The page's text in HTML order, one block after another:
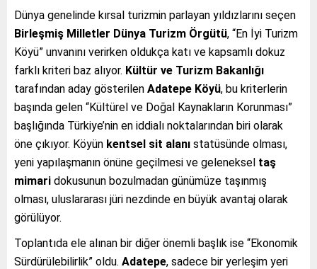
Dünya genelinde kırsal turizmin parlayan yıldızlarını seçen
Birleşmiş Milletler Dünya Turizm Örgütü, “En İyi Turizm
Köyü” unvanını verirken oldukça katı ve kapsamlı dokuz
farklı kriteri baz alıyor. Kültür ve Turizm Bakanlığı
tarafından aday gösterilen Adatepe Köyü, bu kriterlerin
başında gelen “Kültürel ve Doğal Kaynakların Korunması”
başlığında Türkiye’nin en iddialı noktalarından biri olarak
öne çıkıyor. Köyün kentsel sit alanı statüsünde olması,
yeni yapılaşmanın önüne geçilmesi ve geleneksel taş
mimari dokusunun bozulmadan günümüze taşınmış
olması, uluslararası jüri nezdinde en büyük avantaj olarak
görülüyor.
Toplantıda ele alınan bir diğer önemli başlık ise “Ekonomik
Sürdürülebilirlik” oldu. Adatepe, sadece bir yerleşim yeri